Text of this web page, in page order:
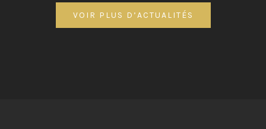
VOIR PLUS D’ACTUALITÉS